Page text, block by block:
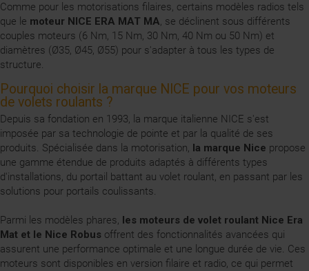
Comme pour les motorisations filaires, certains modèles radios tels
que le moteur NICE ERA MAT MA, se déclinent sous différents
couples moteurs (6 Nm, 15 Nm, 30 Nm, 40 Nm ou 50 Nm) et
diamètres (Ø35, Ø45, Ø55) pour s'adapter à tous les types de
structure.
Pourquoi choisir la marque NICE pour vos moteurs
de volets roulants ?
Depuis sa fondation en 1993, la marque italienne NICE s'est
imposée par sa technologie de pointe et par la qualité de ses
produits. Spécialisée dans la motorisation, la marque Nice propose
une gamme étendue de produits adaptés à différents types
d'installations, du portail battant au volet roulant, en passant par les
solutions pour portails coulissants.
Parmi les modèles phares, les moteurs de volet roulant Nice Era
Mat et le Nice Robus offrent des fonctionnalités avancées qui
assurent une performance optimale et une longue durée de vie. Ces
moteurs sont disponibles en version filaire et radio, ce qui permet